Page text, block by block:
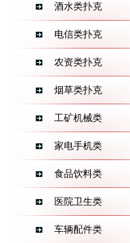
酒水类扑克
电信类扑克
农资类扑克
烟草类扑克
工矿机械类
家电手机类
食品饮料类
医院卫生类
车辆配件类